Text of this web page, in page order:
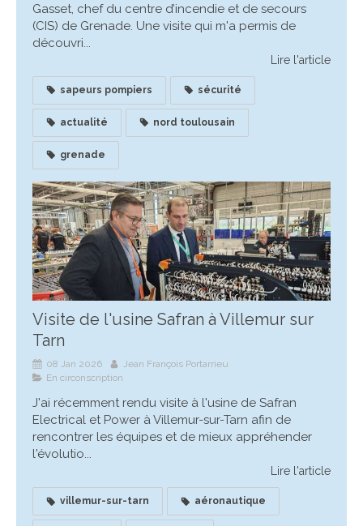
Gasset, chef du centre d’incendie et de secours
(CIS) de Grenade. Une visite qui m'a permis de
découvri...
Lire l'article
sapeurs pompiers sécurité
actualité nord toulousain
grenade
Visite de l'usine Safran à Villemur sur
Tarn
08 Jan 2026
Jean François Portarrieu
En circonscription
J'ai récemment rendu visite à l'usine de Safran
Electrical et Power à Villemur-sur-Tarn afin de
rencontrer les équipes et de mieux appréhender
l'évolutio...
Lire l'article
villemur-sur-tarn aéronautique